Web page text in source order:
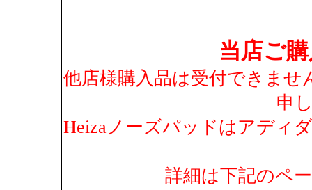
当店ご
他店様購入品は受付できま
申
Heizaノーズパッドはアディ
詳細は下記のペ